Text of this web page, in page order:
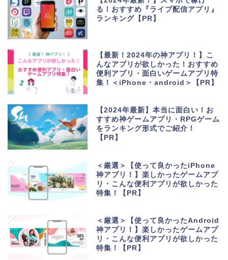
る！おすすめ『ライブ配信アプリ』
ランキング【PR】
【最新！2024年の神アプリ！】こ
んなアプリが欲しかった！おすすめ
便利アプリ・面白いゲームアプリ特
集！＜iPhone・android＞【PR】
【2024年最新】本当に面白い！お
すすめ神ゲームアプリ・RPGゲーム
をランキング形式でご紹介！
【PR】
＜厳選＞【使って良かったiPhone
神アプリ！】楽しかったゲームアプ
リ・こんな便利アプリが欲しかった
特集！【PR】
＜厳選＞【使って良かったAndroid
神アプリ！】楽しかったゲームアプ
リ・こんな便利アプリが欲しかった
特集！【PR】